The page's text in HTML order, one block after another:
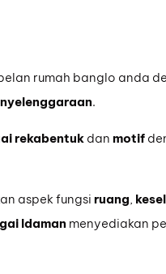
rumah banglo anda
.
rekabentuk dan motif
aspek fungsi ruang,
Idaman menyediakan